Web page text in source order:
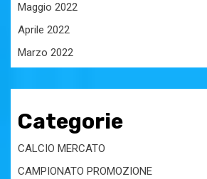
Maggio 2022
Aprile 2022
Marzo 2022
Categorie
CALCIO MERCATO
CAMPIONATO PROMOZIONE